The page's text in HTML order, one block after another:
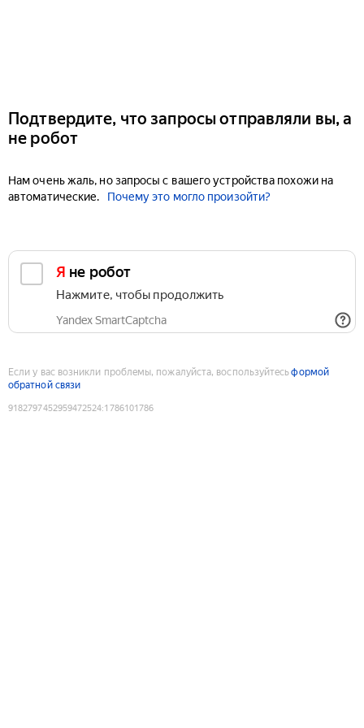
Подтвердите, что запросы отправляли вы, а
не робот
Нам очень жаль, но запросы с вашего устройства похожи на
автоматические.
Почему это могло произойти?
Я не робот
Нажмите, чтобы продолжить
Yandex SmartCaptcha
Если у вас возникли проблемы, пожалуйста, воспользуйтесьформой
обратной связи
9182797452959472524:1786101786